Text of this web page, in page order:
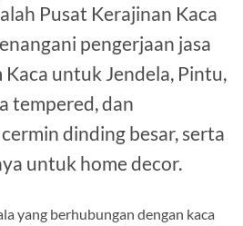
Pusat Kerajinan Kaca
pengerjaan jasa
untuk Jendela, Pintu,
tempered, dan
dinding besar, serta
untuk home decor.
yang berhubungan dengan kaca